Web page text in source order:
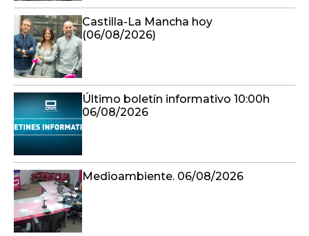
Castilla-La Mancha hoy
(06/08/2026)
Último boletín informativo 10:00h
06/08/2026
Medioambiente. 06/08/2026